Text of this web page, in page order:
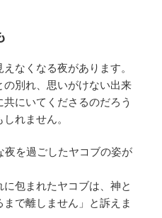
なくなる夜があります。
別れ、思いがけない出来
にいてくださるのだろう
れません。
夜を過ごしたヤコブの姿が
包まれたヤコブは、神と
で離しません」と訴えま